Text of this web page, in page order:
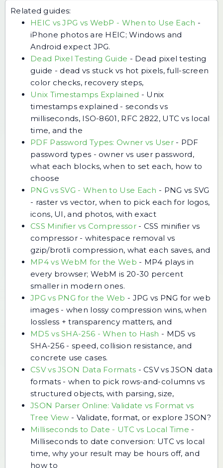
Related guides:
HEIC vs JPG vs WebP - When to Use Each -
iPhone photos are HEIC; Windows and
Android expect JPG.
Dead Pixel Testing Guide - Dead pixel testing
guide - dead vs stuck vs hot pixels, full-screen
color checks, recovery steps,
Unix Timestamps Explained - Unix
timestamps explained - seconds vs
milliseconds, ISO-8601, RFC 2822, UTC vs local
time, and the
PDF Password Types: Owner vs User- PDF
password types - owner vs user password,
what each blocks, when to set each, how to
choose
PNG vs SVG - When to Use Each - PNG vs SVG
- raster vs vector, when to pick each for logos,
icons, UI, and photos, with exact
CSS Minifier vs Compressor- CSS minifier vs
compressor - whitespace removal vs
gzip/brotli compression, what each saves, and
MP4 vs WebM for the Web - MP4 plays in
every browser; WebM is 20-30 percent
smaller in modern ones.
JPG vs PNG for the Web - JPG vs PNG for web
images - when lossy compression wins, when
lossless + transparency matters, and
MD5 vs SHA-256 - When to Hash - MD5 vs
SHA-256 - speed, collision resistance, and
concrete use cases.
CSV vs JSON Data Formats -CSV vs JSON data
formats - when to pick rows-and-columns vs
structured objects, with parsing, size,
JSON Parser Online: Validate vs Format vs
Tree View - Validate, format, or explore JSON?
Milliseconds to Date - UTC vs Local Time -
Milliseconds to date conversion: UTC vs local
time, why your result may be hours off, and
how to